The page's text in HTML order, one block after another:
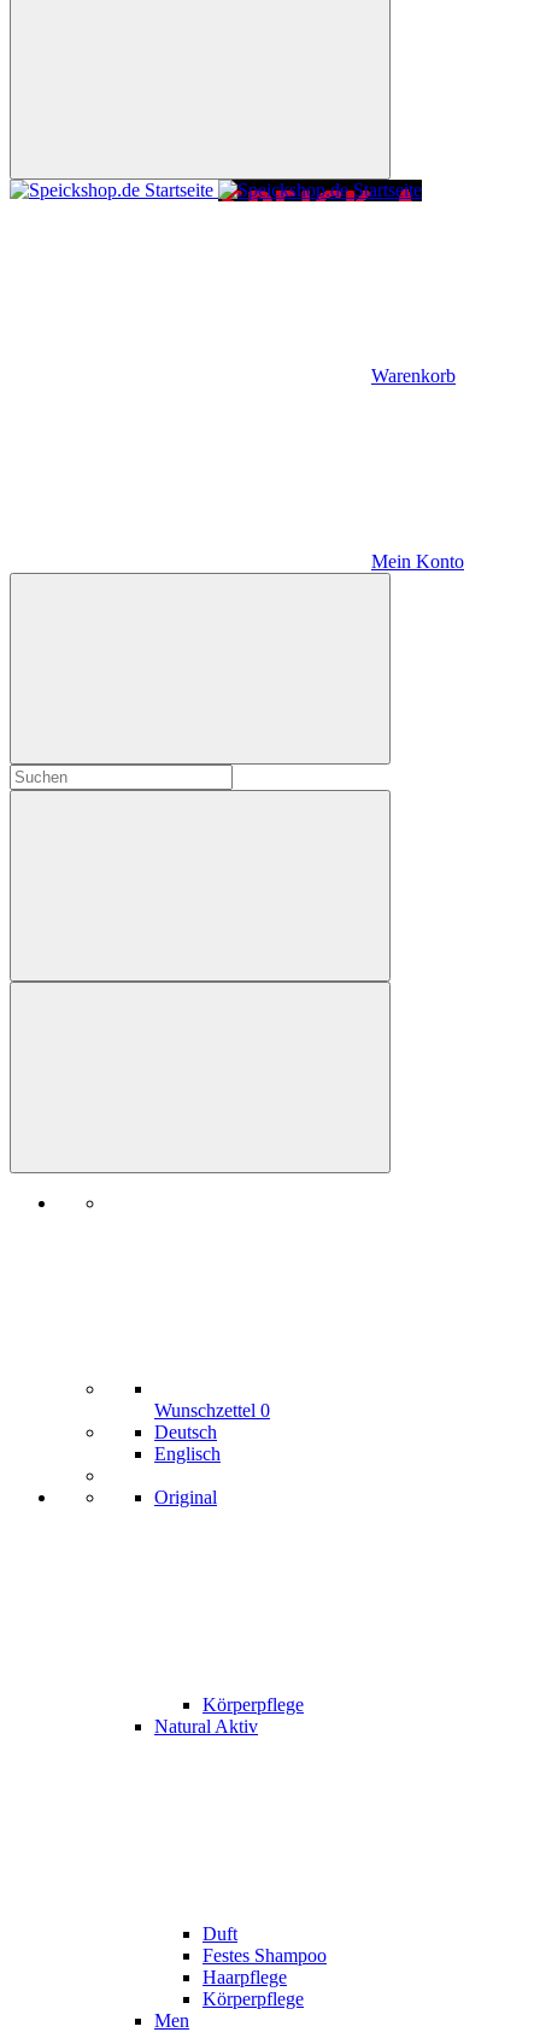
Warenkorb
Mein Konto
Wunschzettel 0
Deutsch
Englisch
Original
Körperpflege
Natural Aktiv
Duft
Festes Shampoo
Haarpflege
Körperpflege
Men